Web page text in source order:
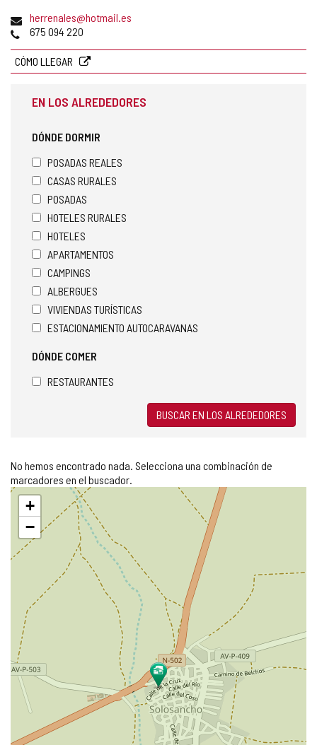
Dirección
de
electrónico
herrenales@hotmail.es
Teléfonos
675 094 220
CÓMO LLEGAR
EN LOS ALREDEDORES
DÓNDE DORMIR
POSADAS REALES
CASAS RURALES
POSADAS
HOTELES RURALES
HOTELES
APARTAMENTOS
CAMPINGS
ALBERGUES
VIVIENDAS TURÍSTICAS
ESTACIONAMIENTO AUTOCARAVANAS
DÓNDE COMER
RESTAURANTES
BUSCAR EN LOS ALREDEDORES
No hemos encontrado nada. Selecciona una combinación de
marcadores en el buscador.
Saltar
mapa
+
−